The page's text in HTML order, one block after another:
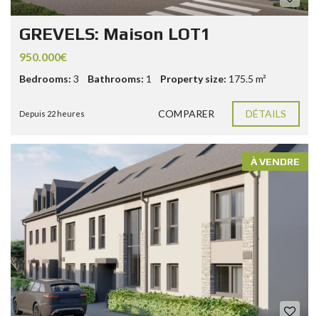
GREVELS: Maison LOT1
950.000€
Bedrooms: 3 Bathrooms: 1 Property size: 175.5 m²
Depuis 22 heures COMPARER DÉTAILS
À VENDRE